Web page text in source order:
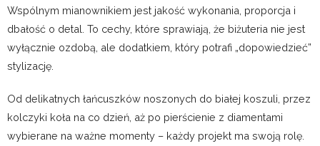
Wspólnym mianownikiem jest jakość wykonania, proporcja i
dbałość o detal. To cechy, które sprawiają, że biżuteria nie jest
wyłącznie ozdobą, ale dodatkiem, który potrafi „dopowiedzieć”
stylizację.
Od delikatnych łańcuszków noszonych do białej koszuli, przez
kolczyki koła na co dzień, aż po pierścienie z diamentami
wybierane na ważne momenty – każdy projekt ma swoją rolę.